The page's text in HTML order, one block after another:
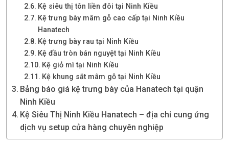
Kệ siêu thị tôn liền đôi tại Ninh Kiều
Kệ trưng bày mâm gỗ cao cấp tại Ninh Kiều
Hanatech
Kệ trưng bày rau tại Ninh Kiều
Kệ đầu tròn bán nguyệt tại Ninh Kiều
Kệ giỏ mì tại Ninh Kiều
Kệ khung sắt mâm gỗ tại Ninh Kiều
Bảng báo giá kệ trưng bày của Hanatech tại quận
Ninh Kiều
Kệ Siêu Thị Ninh Kiều Hanatech – địa chỉ cung ứng
dịch vụ setup cửa hàng chuyên nghiệp